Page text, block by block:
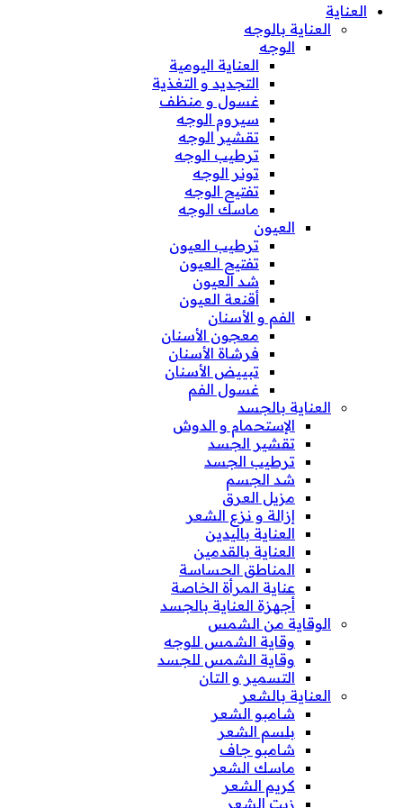
العناية
العناية بالوجه
الوجه
العناية اليومية
التجديد و التغذية
غسول و منظف
سيروم الوجه
تقشير الوجه
ترطيب الوجه
تونر الوجه
تفتيح الوجه
ماسك الوجه
العيون
ترطيب العيون
تفتيح العيون
شد العيون
أقنعة العيون
الفم و الأسنان
معجون الأسنان
فرشاة الأسنان
تبييض الأسنان
غسول الفم
العناية بالجسد
الإستحمام و الدوش
تقشير الجسد
ترطيب الجسد
شد الجسم
مزيل العرق
إزالة و نزع الشعر
العناية باليدين
العناية بالقدمين
المناطق الحساسة
عناية المرأة الخاصة
أجهزة العناية بالجسد
الوقاية من الشمس
وقاية الشمس للوجه
وقاية الشمس للجسد
التسمير و التان
العناية بالشعر
شامبو الشعر
بلسم الشعر
شامبو جاف
ماسك الشعر
كريم الشعر
زيت الشعر